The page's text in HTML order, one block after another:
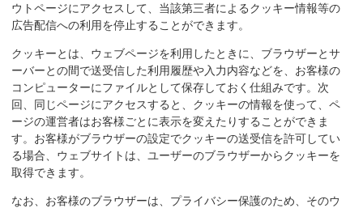
ウトページにアクセスして、当該第三者によるクッキー情報等の
広告配信への利用を停止することができます。
クッキーとは、ウェブページを利用したときに、ブラウザーとサ
ーバーとの間で送受信した利用履歴や入力内容などを、お客様の
コンピューターにファイルとして保存しておく仕組みです。次
回、同じページにアクセスすると、クッキーの情報を使って、ペ
ージの運営者はお客様ごとに表示を変えたりすることができま
す。お客様がブラウザーの設定でクッキーの送受信を許可してい
る場合、ウェブサイトは、ユーザーのブラウザーからクッキーを
取得できます。
なお、お客様のブラウザーは、プライバシー保護のため、そのウ